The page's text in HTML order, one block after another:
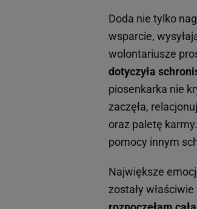
Doda nie tylko
wsparcie,
wolontariusze
dotyczyła
piosenkarka nie
zaczęła,
oraz paletę
pomocy innym
Największe
zostały